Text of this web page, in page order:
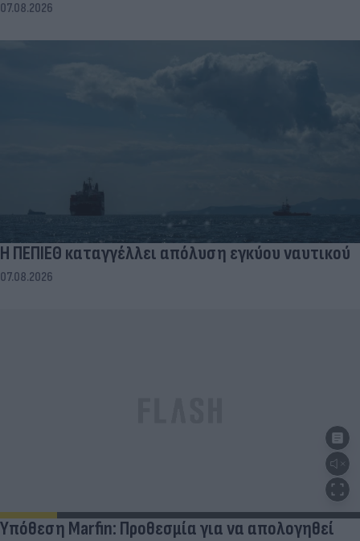
07.08.2026
Η ΠΕΠΙΕΘ καταγγέλλει απόλυση εγκύου ναυτικού
07.08.2026
Υπόθεση Marfin: Προθεσμία για να απολογηθεί